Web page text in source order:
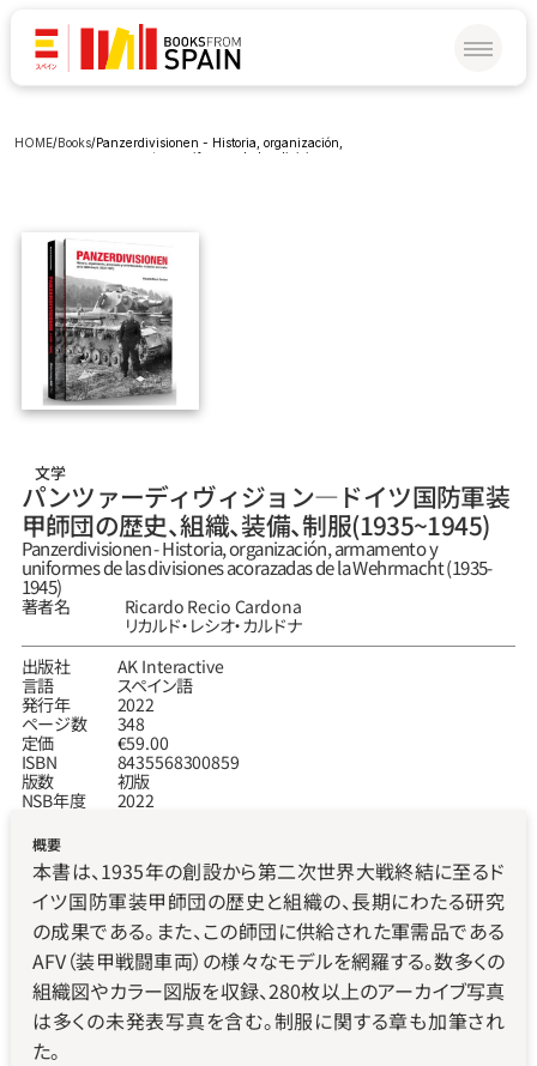
HOME/Books/Panzerdivisionen - Historia, organización,
armamento y uniformes de las divisiones
文学
パンツァーディヴィジョン―ドイツ国防軍装
甲師団の歴史、組織、装備、制服（1935～1945）
Panzerdivisionen - Historia, organización, armamento y
uniformes de las divisiones acorazadas de la Wehrmacht (1935-
1945)
著者名
Ricardo Recio Cardona
リカルド‧レシオ‧カルドナ
出版社
AK Interactive
言語
スペイン語
発行年
2022
ページ数
348
定価
€59.00
ISBN
8435568300859
版数
初版
NSB年度
2022
概要
本書は、1935年の創設から第二次世界大戦終結に至るド
イツ国防軍装甲師団の歴史と組織の、長期にわたる研究
の成果である。また、この師団に供給された軍需品である
AFV（装甲戦闘車両）の様々なモデルを網羅する。数多くの
組織図やカラー図版を収録、280枚以上のアーカイブ写真
は多くの未発表写真を含む。制服に関する章も加筆され
た。